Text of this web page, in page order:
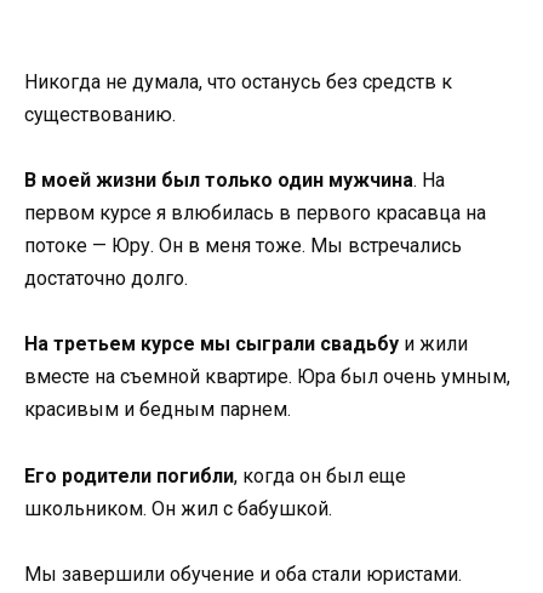
Никогда не думала, что останусь без средств к
существованию.
В моей жизни был только один мужчина. На
первом курсе я влюбилась в первого красавца на
потоке — Юру. Он в меня тоже. Мы встречались
достаточно долго.
На третьем курсе мы сыграли свадьбу и жили
вместе на съемной квартире. Юра был очень умным,
красивым и бедным парнем.
Его родители погибли, когда он был еще
школьником. Он жил с бабушкой.
Мы завершили обучение и оба стали юристами.